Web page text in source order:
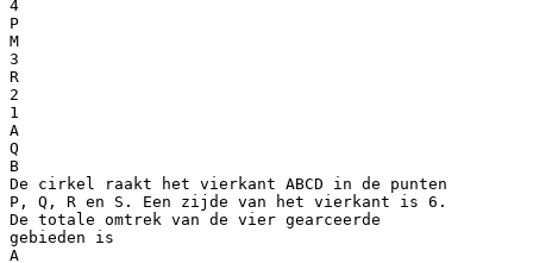
4
P
M
3
R
2
1
A
Q
B
De cirkel raakt het vierkant ABCD in de punten
P, Q, R en S. Een zijde van het vierkant is 6.
De totale omtrek van de vier gearceerde
gebieden is
A